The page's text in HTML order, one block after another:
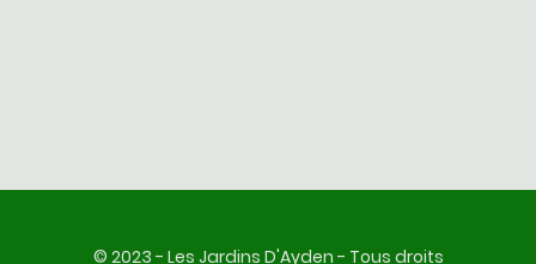
© 2023 - Les Jardins D'Ayden - Tous droits